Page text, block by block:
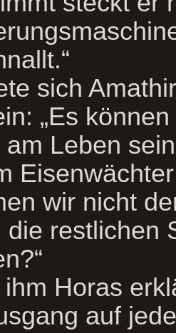
sich
„Es
Leben
wir nicht
die restlichen
Horas
auf